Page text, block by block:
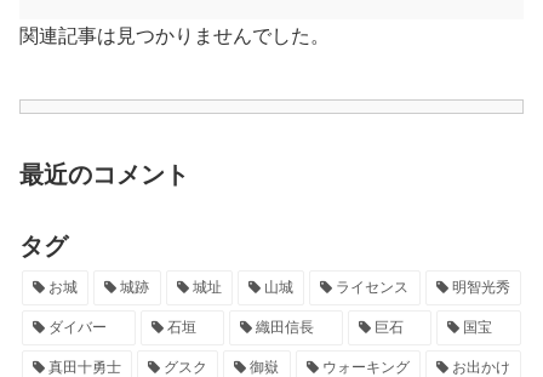
関連記事は見つかりませんでした。
最近のコメント
タグ
お城 城跡 城址 山城 ライセンス 明智光秀
ダイバー 石垣 織田信長 巨石 国宝
真田十勇士 グスク 御嶽 ウォーキング お出かけ